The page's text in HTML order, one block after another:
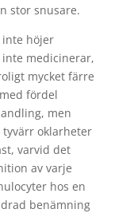
stor snusare.
inte höjer
medicinerar,
mycket färre
fördel
men
oklarheter
varvid det
av varje
hos en
benämning